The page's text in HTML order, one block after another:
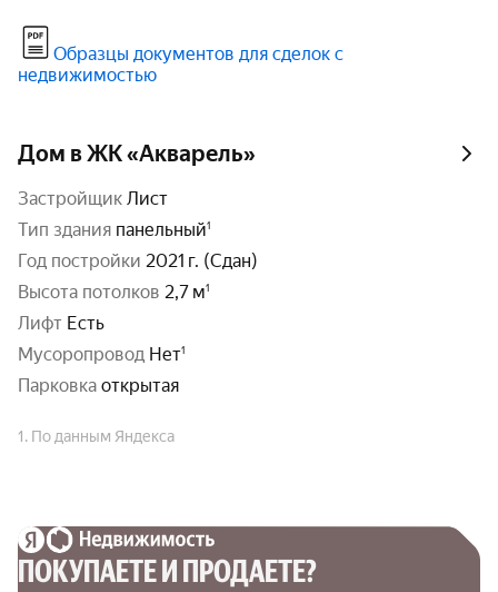
Образцы документов для сделок с
недвижимостью
Дом в ЖК «Акварель»
Застройщик Лист
тип здания панельный
год постройки 2021 г. (Сдан)
высота потолков 2,7 м
Лифт Есть
Мусоропровод Нет
парковка открытая
1. По данным Яндекса
ПОКУПАЕТЕ И ПРОДАЕТЕ?